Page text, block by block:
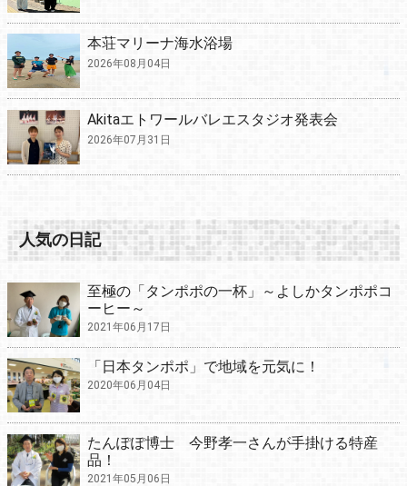
本荘マリーナ海水浴場
2026年08月04日
Akitaエトワールバレエスタジオ発表会
2026年07月31日
人気の日記
至極の「タンポポの一杯」～よしかタンポポコ
ーヒー～
2021年06月17日
「日本タンポポ」で地域を元気に！
2020年06月04日
たんぽぽ博士 今野孝一さんが手掛ける特産
品！
2021年05月06日